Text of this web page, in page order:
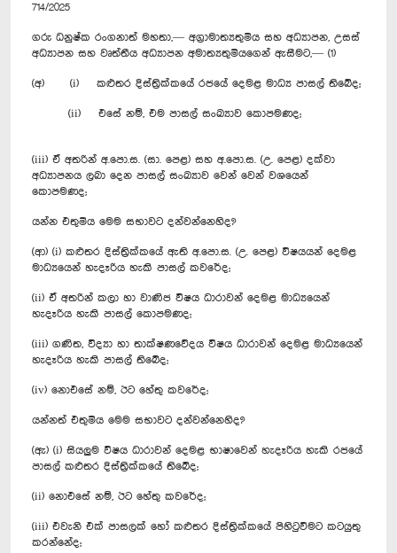
714/2025
ගරු ධනුෂ්ක රංගනාත් මහතා,— අග්‍රාමාත්‍යතුමිය සහ අධ්‍යාපන, උසස්
අධ්‍යාපන සහ වෘත්තීය අධ්‍යාපන අමාත්‍යතුමියගෙන් ඇසීමට,— (1)
(අ) (i) කළුතර දිස්ත්‍රික්කයේ රජයේ දෙමළ මාධ්‍ය පාසල් තිබේද;
(ii) එසේ නම්, එම පාසල් සංඛ්‍යාව කොපමණද;
(iii) ඒ අතරින් අ.පො.ස. (සා. පෙළ) සහ අ.පො.ස. (උ. පෙළ) දක්වා
අධ්‍යාපනය ලබා දෙන පාසල් සංඛ්‍යාව වෙන් වෙන් වශයෙන්
කොපමණද;
යන්න එතුමිය මෙම සභාවට දන්වන්නෙහිද?
(ආ) (i) කළුතර දිස්ත්‍රික්කයේ ඇති අ.පො.ස. (උ. පෙළ) විෂයයන් දෙමළ
මාධ්‍යයෙන් හැදෑරිය හැකි පාසල් කවරේද;
(ii) ඒ අතරින් කලා හා වාණිජ විෂය ධාරාවන් දෙමළ මාධ්‍යයෙන්
හැදෑරිය හැකි පාසල් කොපමණද;
(iii) ගණිත, විද්‍යා හා තාක්ෂණවේදය විෂය ධාරාවන් දෙමළ මාධ්‍යයෙන්
හැදෑරිය හැකි පාසල් තිබේද;
(iv) නොඑසේ නම්, ඊට හේතු කවරේද;
යන්නත් එතුමිය මෙම සභාවට දන්වන්නෙහිද?
(ඇ) (i) සියලුම විෂය ධාරාවන් දෙමළ භාෂාවෙන් හැදෑරිය හැකි රජයේ
පාසල් කළුතර දිස්ත්‍රික්කයේ තිබේද;
(ii) නොඑසේ නම්, ඊට හේතු කවරේද;
(iii) එවැනි එක් පාසලක් හෝ කළුතර දිස්ත්‍රික්කයේ පිහිටුවීමට කටයුතු
කරන්නේද;